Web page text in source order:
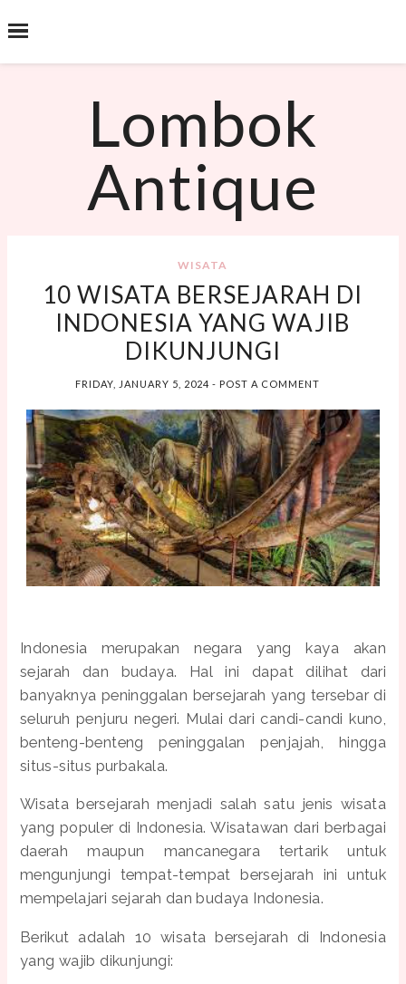
˟
Lombok
Antique
WISATA
10 WISATA BERSEJARAH DI
INDONESIA YANG WAJIB
DIKUNJUNGI
FRIDAY, JANUARY 5, 2024- POST A COMMENT
Indonesia merupakan negara yang kaya akan
sejarah dan budaya. Hal ini dapat dilihat dari
banyaknya peninggalan bersejarah yang tersebar di
seluruh penjuru negeri. Mulai dari candi-candi kuno,
benteng-benteng peninggalan penjajah, hingga
situs-situs purbakala.
Wisata bersejarah menjadi salah satu jenis wisata
yang populer di Indonesia. Wisatawan dari berbagai
daerah maupun mancanegara tertarik untuk
mengunjungi tempat-tempat bersejarah ini untuk
mempelajari sejarah dan budaya Indonesia.
Berikut adalah 10 wisata bersejarah di Indonesia
yang wajib dikunjungi: